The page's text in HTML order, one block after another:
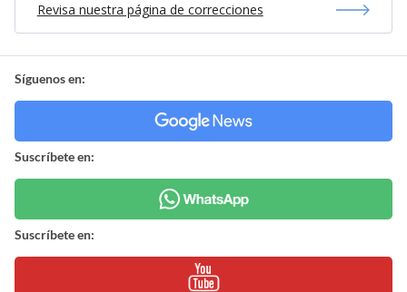
Revisa nuestra página de correcciones
Síguenos en:
Suscríbete en:
Suscríbete en: